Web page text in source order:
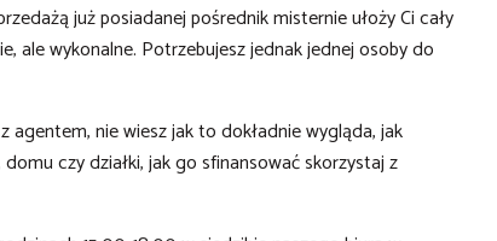
już posiadanej pośrednik misternie ułoży Ci cały
ale wykonalne. Potrzebujesz jednak jednej osoby do
agentem, nie wiesz jak to dokładnie wygląda, jak
czy działki, jak go sfinansować skorzystaj z